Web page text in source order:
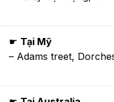
☛ Tại Mỹ
– Adams treet,